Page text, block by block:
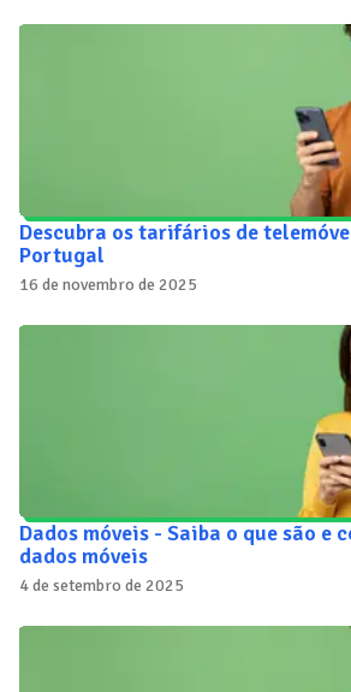
Descubra os tarifários de
Portugal
16 de novembro de 2025
Dados móveis - Saiba o que são e
dados móveis
4 de setembro de 2025